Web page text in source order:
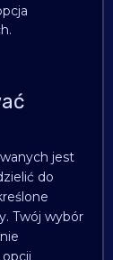
jest
do
Twój wybór